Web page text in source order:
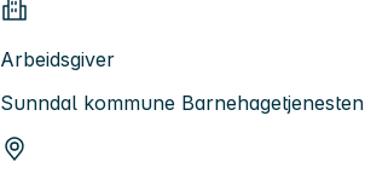
Arbeidsgiver
Sunndal kommune Barnehagetjenesten